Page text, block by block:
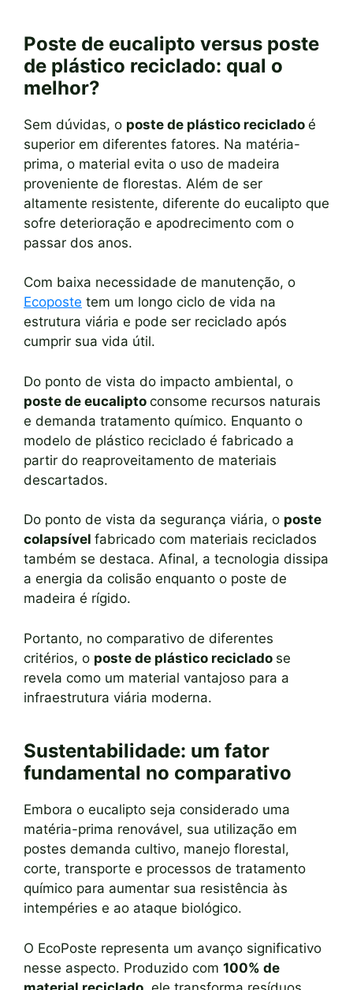
Poste de eucalipto versus poste
de plástico reciclado: qual o
melhor?
Sem dúvidas, o poste de plástico reciclado é
superior em diferentes fatores. Na matéria-
prima, o material evita o uso de madeira
proveniente de florestas. Além de ser
altamente resistente, diferente do eucalipto que
sofre deterioração e apodrecimento com o
passar dos anos.
Com baixa necessidade de manutenção, o
Ecoposte tem um longo ciclo de vida na
estrutura viária e pode ser reciclado após
cumprir sua vida útil.
Do ponto de vista do impacto ambiental, o
poste de eucalipto consome recursos naturais
e demanda tratamento químico. Enquanto o
modelo de plástico reciclado é fabricado a
partir do reaproveitamento de materiais
descartados.
Do ponto de vista da segurança viária, o poste
colapsível fabricado com materiais reciclados
também se destaca. Afinal, a tecnologia dissipa
a energia da colisão enquanto o poste de
madeira é rígido.
Portanto, no comparativo de diferentes
critérios, o poste de plástico reciclado se
revela como um material vantajoso para a
infraestrutura viária moderna.
Sustentabilidade: um fator
fundamental no comparativo
Embora o eucalipto seja considerado uma
matéria-prima renovável, sua utilização em
postes demanda cultivo, manejo florestal,
corte, transporte e processos de tratamento
químico para aumentar sua resistência às
intempéries e ao ataque biológico.
O EcoPoste representa um avanço significativo
nesse aspecto. Produzido com 100% de